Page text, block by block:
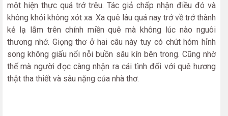
một hiện thực quá trớ trêu. Tác giả chấp nhận điều đó và
không khỏi không xót xa. Xa quê lâu quá nay trở về trở thành
kẻ lạ lẫm trên chính miền quê mà không lúc nào nguôi
thương nhớ. Giọng thơ ở hai câu này tuy có chút hóm hỉnh
song không giấu nổi nỗi buồn sâu kín bên trong. Cũng nhờ
thế mà người đọc càng nhận ra cái tình đối với quê hương
thật tha thiết và sâu nặng của nhà thơ.